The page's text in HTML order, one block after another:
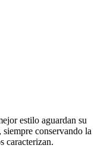
estilo aguardan su
conservando la
caracterizan.